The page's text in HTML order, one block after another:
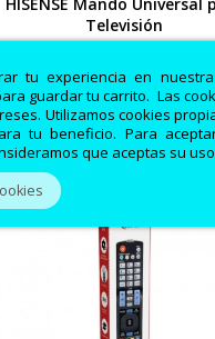
tu experiencia en
guardar tu carrito. Las
Utilizamos cookies
tu beneficio. Para
que aceptas su
Vista rápida
HISENSE Mando Universal
Televisión
5,57 € 5,45 €
¡EN OFERTA!